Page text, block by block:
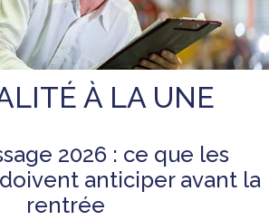
À LA UNE
2026 : ce que les
anticiper avant la
rentrée